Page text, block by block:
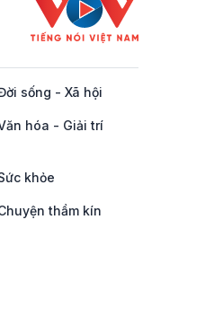
sống - Xã hội
hóa - Giải trí
khỏe
thầm kín